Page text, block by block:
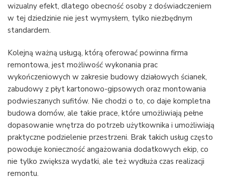
wizualny efekt, dlatego obecność osoby z doświadczeniem
w tej dziedzinie nie jest wymysłem, tylko niezbędnym
standardem.
Kolejną ważną usługą, którą oferować powinna firma
remontowa, jest możliwość wykonania prac
wykończeniowych w zakresie budowy działowych ścianek,
zabudowy z płyt kartonowo-gipsowych oraz montowania
podwieszanych sufitów. Nie chodzi o to, co daje kompletna
budowa domów, ale takie prace, które umożliwiają pełne
dopasowanie wnętrza do potrzeb użytkownika i umożliwiają
praktyczne podzielenie przestrzeni. Brak takich usług często
powoduje konieczność angażowania dodatkowych ekip, co
nie tylko zwiększa wydatki, ale też wydłuża czas realizacji
remontu.